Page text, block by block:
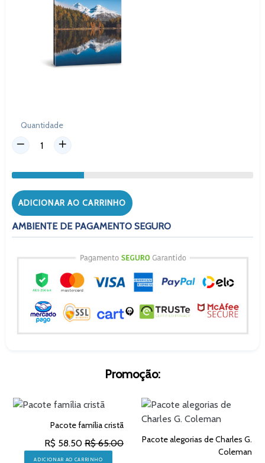
Quantidade
ADICIONAR AO CARRINHO
AMBIENTE DE PAGAMENTO SEGURO
Promoção:
Pacote família cristã
R$ 58.50 R$ 65.00
ADICIONAR AO CARRINHO
Pacote alegorias de Charles G.
Coleman